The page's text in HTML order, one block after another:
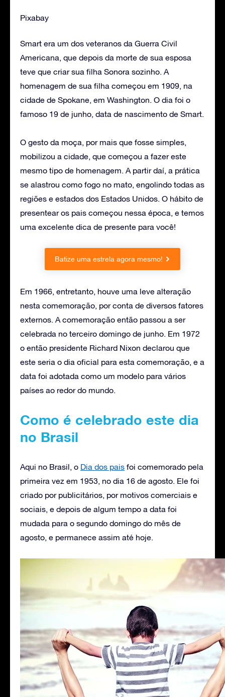
Pixabay
Smart era um dos veteranos da Guerra Civil
Americana, que depois da morte de sua esposa
teve que criar sua filha Sonora sozinho. A
homenagem de sua filha começou em 1909, na
cidade de Spokane, em Washington. O dia foi o
famoso 19 de junho, data de nascimento de Smart.
O gesto da moça, por mais que fosse simples,
mobilizou a cidade, que começou a fazer este
mesmo tipo de homenagem. A partir daí, a prática
se alastrou como fogo no mato, engolindo todas as
regiões e estados dos Estados Unidos. O hábito de
presentear os pais começou nessa época, e temos
uma excelente dica de presente para você!
Batize uma estrela agora mesmo!
Em 1966, entretanto, houve uma leve alteração
nesta comemoração, por conta de diversos fatores
externos. A comemoração então passou a ser
celebrada no terceiro domingo de junho. Em 1972
o então presidente Richard Nixon declarou que
este seria o dia oficial para esta comemoração, e a
data foi adotada como um modelo para vários
países ao redor do mundo.
Como é celebrado este dia
no Brasil
Aqui no Brasil, o Dia dos pais foi comemorado pela
primeira vez em 1953, no dia 16 de agosto. Ele foi
criado por publicitários, por motivos comerciais e
sociais, e depois de algum tempo a data foi
mudada para o segundo domingo do mês de
agosto, e permanece assim até hoje.